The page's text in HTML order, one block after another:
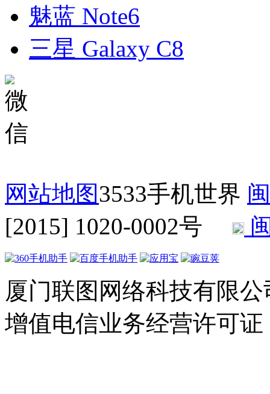
魅蓝 Note6
三星 Galaxy C8
网站地图3533手机世界
[2015] 1020-0002号
厦门联图网络科技有限公
增值电信业务经营许可证